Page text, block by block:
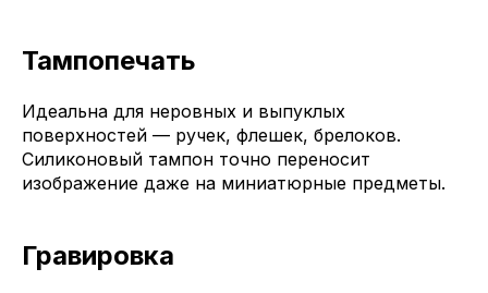
Тампопечать
Идеальна для неровных и выпуклых
поверхностей — ручек, флешек, брелоков.
Силиконовый тампон точно переносит
изображение даже на миниатюрные предметы.
Гравировка